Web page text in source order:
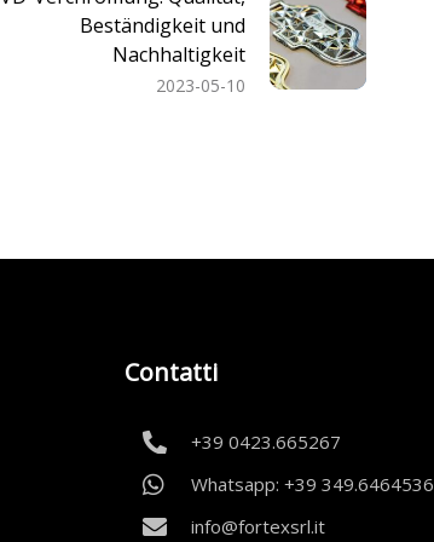
Beständigkeit und
Nachhaltigkeit
2023-05-10
Contatti
+39 0423.665267
Whatsapp: +39 349.6464536
info@fortexsrl.it